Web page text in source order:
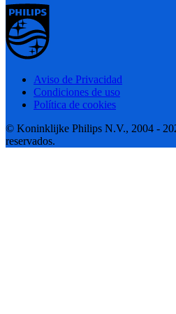
Aviso de Privacidad
Condiciones de uso
Política de cookies
© Koninklijke Philips N.V., 2004 -
reservados.